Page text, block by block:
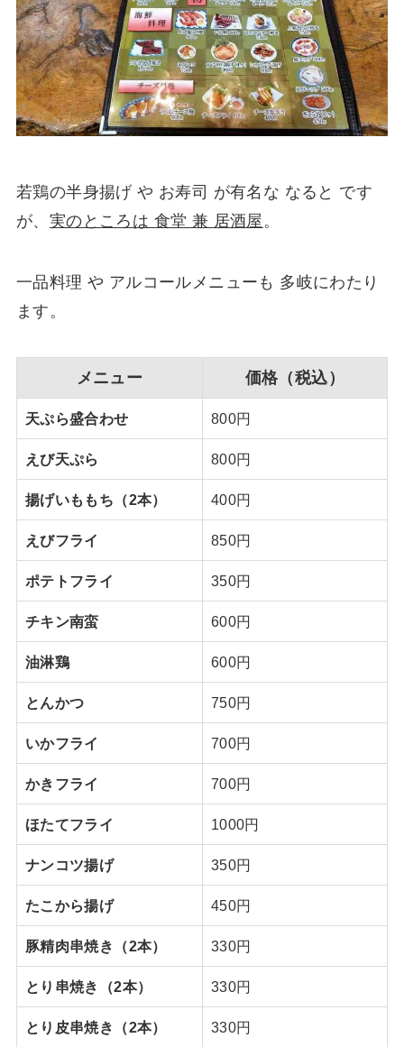
若鶏の半身揚げ や お寿司 が有名な なると です
が、 実のところは 食堂 兼 居酒屋 。
一品料理 や アルコールメニューも 多岐にわたり
ます。
メニュー 価格（税込）
天ぷら盛合わせ 800円
えび天ぷら 800円
揚げいももち（2本） 400円
えびフライ 850円
ポテトフライ 350円
チキン南蛮 600円
油淋鶏 600円
とんかつ 750円
いかフライ 700円
かきフライ 700円
ほたてフライ 1000円
ナンコツ揚げ 350円
たこから揚げ 450円
豚精肉串焼き（2本） 330円
とり串焼き（2本） 330円
とり皮串焼き（2本） 330円